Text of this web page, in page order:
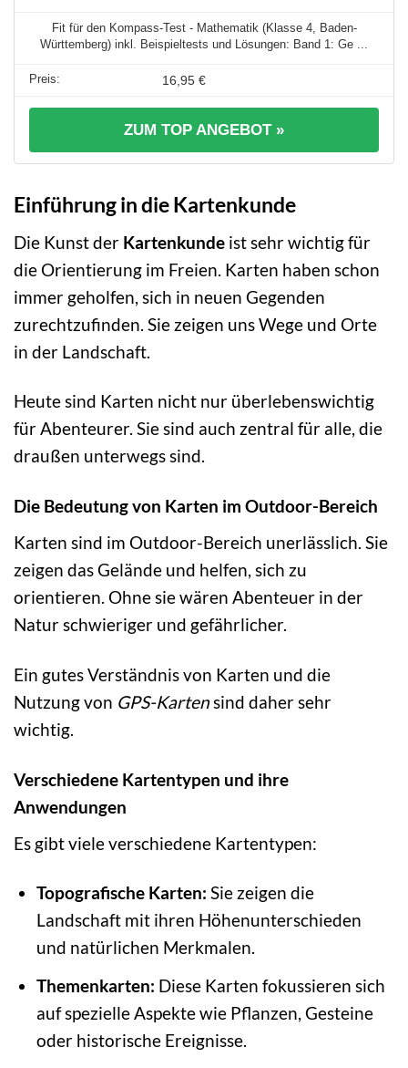
Fit für den Kompass-Test - Mathematik (Klasse 4, Baden-
Württemberg) inkl. Beispieltests und Lösungen: Band 1: Ge ...
16,95 €
ZUM TOP ANGEBOT »
Einführung in die Kartenkunde
Die Kunst der Kartenkunde ist sehr wichtig für
die Orientierung im Freien. Karten haben schon
immer geholfen, sich in neuen Gegenden
zurechtzufinden. Sie zeigen uns Wege und Orte
in der Landschaft.
Heute sind Karten nicht nur überlebenswichtig
für Abenteurer. Sie sind auch zentral für alle, die
draußen unterwegs sind.
Die Bedeutung von Karten im Outdoor-Bereich
Karten sind im Outdoor-Bereich unerlässlich. Sie
zeigen das Gelände und helfen, sich zu
orientieren. Ohne sie wären Abenteuer in der
Natur schwieriger und gefährlicher.
Ein gutes Verständnis von Karten und die
Nutzung von GPS-Kartensind daher sehr
wichtig.
Verschiedene Kartentypen und ihre
Anwendungen
Es gibt viele verschiedene Kartentypen:
Topografische Karten: Sie zeigen die
Landschaft mit ihren Höhenunterschieden
und natürlichen Merkmalen.
Themenkarten: Diese Karten fokussieren sich
auf spezielle Aspekte wie Pflanzen, Gesteine
oder historische Ereignisse.